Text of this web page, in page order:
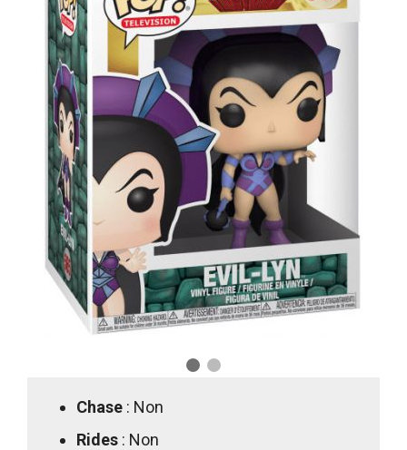
Chase : Non
Rides : Non